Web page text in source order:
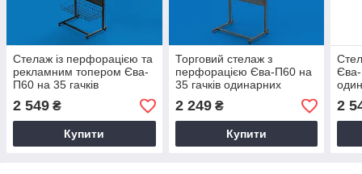
Стелаж із перфорацією та
рекламним топером Єва-
П60 на 35 гачків
одинарних і кошик прямий
(чорний)
2 549 ₴
Купити
Торговий стелаж з
перфорацією Єва-П60 на
35 гачків одинарних
(чорний)
2 249₴
Купити
Єва-
і
2